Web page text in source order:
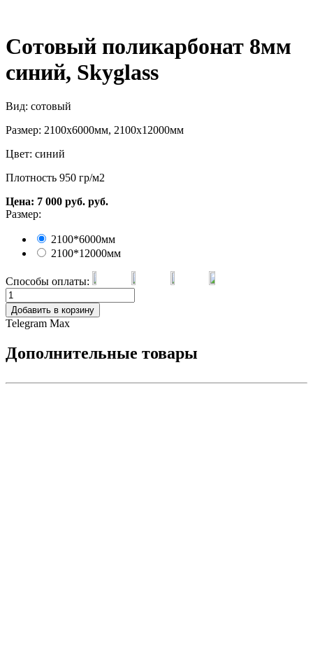
Сотовый поликарбонат 8мм
синий, Skyglass
Вид: сотовый
Размер: 2100х6000мм, 2100х12000мм
Цвет: синий
Плотность 950 гр/м2
Цена: 7 000 руб. руб.
Размер:
2100*6000мм
2100*12000мм
Способы оплаты:
Добавить в корзину
Telegram Max
Дополнительные товары